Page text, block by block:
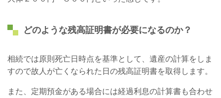
どのような残高証明書が必要になるのか？
相続では原則死亡日時点を基準として、遺産の計算をしま
すので故人が亡くなられた日の残高証明書を取得します。
また、定期預金がある場合には経過利息の計算書も合わせ